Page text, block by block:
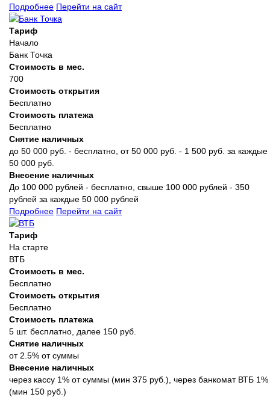
Подробнее Перейти на сайт
Тариф
Начало
Банк Точка
Стоимость в мес.
700
Стоимость открытия
Бесплатно
Стоимость платежа
Бесплатно
Снятие наличных
до 50 000 руб. - бесплатно, от 50 000 руб. - 1 500 руб. за каждые
50 000 руб.
Внесение наличных
До 100 000 рублей - бесплатно, свыше 100 000 рублей - 350
рублей за каждые 50 000 рублей
Подробнее Перейти на сайт
Тариф
На старте
ВТБ
Стоимость в мес.
Бесплатно
Стоимость открытия
Бесплатно
Стоимость платежа
5 шт. бесплатно, далее 150 руб.
Снятие наличных
от 2.5% от суммы
Внесение наличных
через кассу 1% от суммы (мин 375 руб.), через банкомат ВТБ 1%
(мин 150 руб.)